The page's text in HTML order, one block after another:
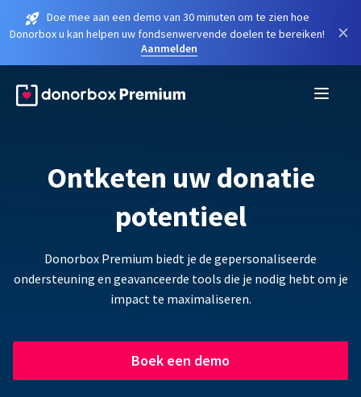
Doe mee aan een demo van 30 minuten om te zien hoe
Donorbox u kan helpen uw fondsenwervende doelen te bereiken!
Aanmelden
×
Ontketen uw donatie
potentieel
Donorbox Premium biedt je de gepersonaliseerde
ondersteuning en geavanceerde tools die je nodig hebt om je
impact te maximaliseren.
Boek een demo